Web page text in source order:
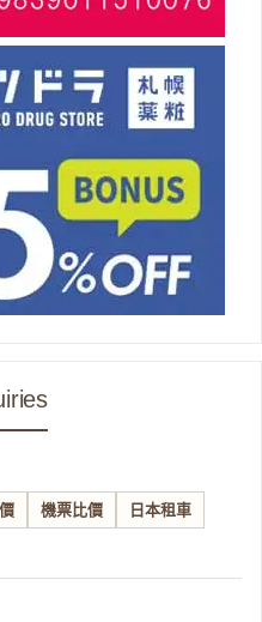
機票比價 日本租車